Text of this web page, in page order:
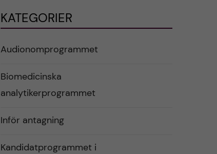
KATEGORIER
Audionomprogrammet
Biomedicinska
analytikerprogrammet
Inför antagning
Kandidatprogrammet i